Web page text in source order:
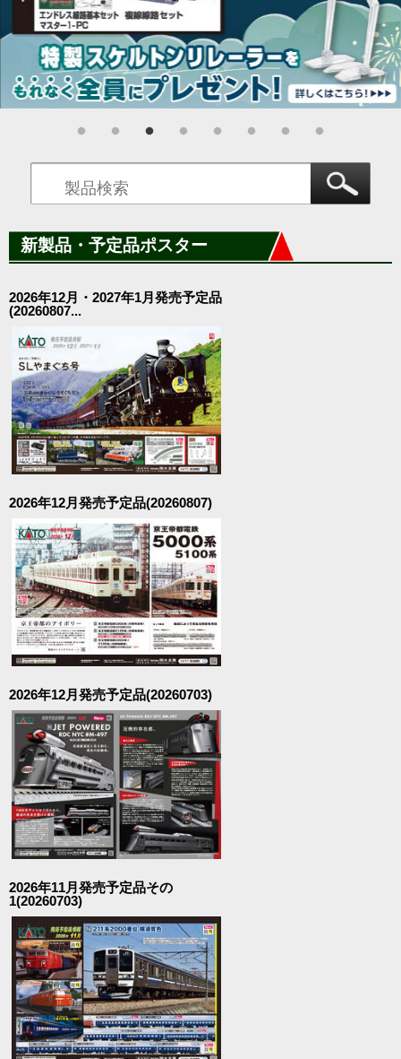
新製品・予定品ポスター
2026年12月・2027年1月発売予定品
(20260807...
2026年12月発売予定品(20260807)
2026年12月発売予定品(20260703)
2026年11月発売予定品その
1(20260703)